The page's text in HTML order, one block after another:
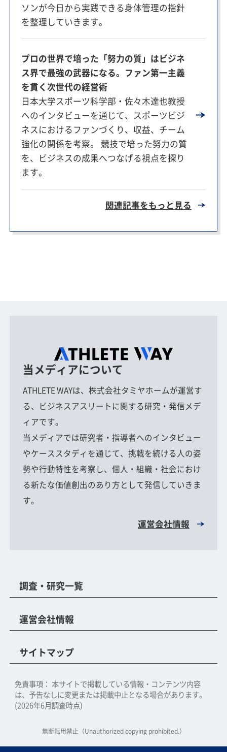
ソンが今日から実践できる身体管理の指針
を整理していきます。
プロの世界で培った「努力の質」はビジネ
ス界で最強の武器になる。 ファン第一主義
を貫く次世代の経営術
日本大学スポーツ科学部・佐々木達也教授
へのインタビューを通じて、スポーツビジ
ネスにおけるファンづくり、収益、チーム
強化の関係を考察。 競技で培った努力の質
を、ビジネスの成果へつなげる視点を探り
ます。
関連記事をもっと見る
当メディアについて
ATHLETE WAYは、株式会社タミヤホームが運営す
る、ビジネスアスリートに関する研究・発信メデ
ィアです。
当メディアでは研究者・指導者へのインタビュー
やケーススタディを通じて、挑戦を続ける人の姿
勢や行動特性を考察し、個人・組織・社会におけ
る新たな価値創出のあり方として発信していきま
す。
運営会社情報
調査・研究一覧
運営会社情報
サイトマップ
免責事項： 本サイトで掲載している情報・コンテンツ内容
は、予告なしに変更または掲載中止となる場合があります。
(2026年6月調査時点)
無断転用禁止（Unauthorized copying prohibited.）